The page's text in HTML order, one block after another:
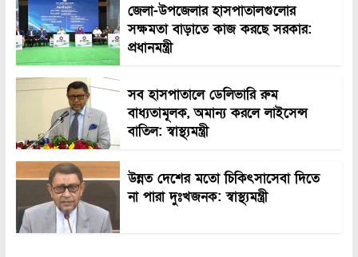
জেলা-উপজেলার হাসপাতালগুলোর
সক্ষমতা বাড়াতে কাজ করছে সরকার:
প্রধানমন্ত্রী
সব হাসপাতালে ডেলিভারি রুম
বাধ্যতামূলক, অমান্য করলে লাইসেন্স
বাতিল: স্বাস্থ্যমন্ত্রী
উন্নত দেশের মতো চিকিৎসাসেবা দিতে
না পারা দুঃখজনক: স্বাস্থ্যমন্ত্রী